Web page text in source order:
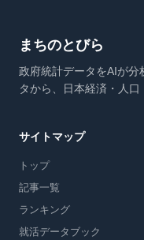
まちのとびら
政府統計データをAIが
タから、日本経済・人口
サイトマップ
トップ
記事一覧
ランキング
就活データブック